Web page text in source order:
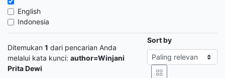
English
Indonesia
Ditemukan 1 dari pencarian Anda
melalui kata kunci: author=Winjani
Prita Dewi
Sort by